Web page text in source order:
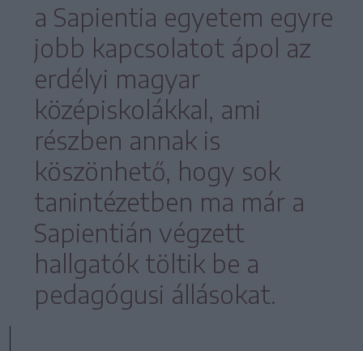
a Sapientia egyetem egyre
jobb kapcsolatot ápol az
erdélyi magyar
középiskolákkal, ami
részben annak is
köszönhető, hogy sok
tanintézetben ma már a
Sapientián végzett
hallgatók töltik be a
pedagógusi állásokat.